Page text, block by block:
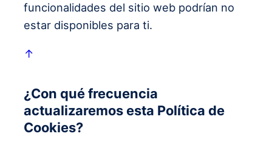
funcionalidades del sitio web podrían no
estar disponibles para ti.
↑
¿Con qué frecuencia
actualizaremos esta Política de
Cookies?